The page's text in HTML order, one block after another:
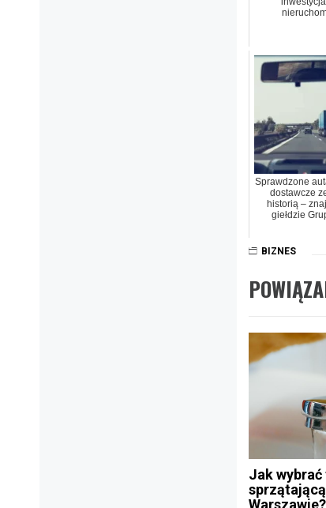
Sprawdzone
dostawcze
historią –
giełdzie
BIZNES
Jak
Warszawie?